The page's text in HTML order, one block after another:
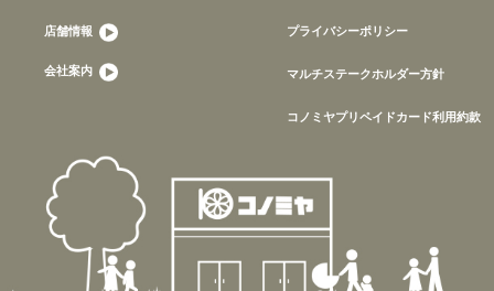
店舗情報
会社案内
プライバシーポリシー
マルチステークホルダー方針
コノミヤプリペイドカード利用約款